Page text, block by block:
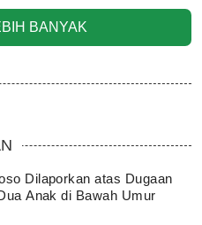
BANYAK
Dilaporkan atas Dugaan
Anak di Bawah Umur